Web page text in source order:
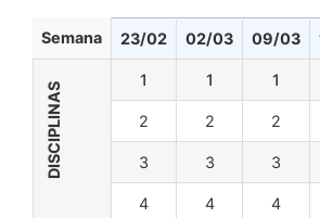
Semana 23/02 02/03 09/03
DISCIPLINAS
1 1 1
2 2 2
3 3 3
4 4 4